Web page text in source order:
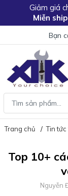
Giảm giá
Miễn ship
Bạn
Trang chủ Tin
Top 10+
Nguyễn